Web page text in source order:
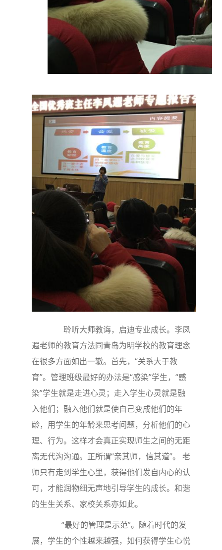
聆听大师教诲，启迪专业成长。李凤
遐老师的教育方法同青岛为明学校的教育理念
在很多方面如出一辙。首先，“关系大于教
育”。管理班级最好的办法是“感染”学生，“感
染”学生就是走进心灵；走入学生心灵就是融
入他们；融入他们就是使自己变成他们的年
龄，用学生的年龄来思考问题，分析他们的心
理、行为。这样才会真正实现师生之间的无距
离无代沟沟通。正所谓“亲其师，信其道”。 老
师只有走到学生心里，获得他们发自内心的认
可，才能润物细无声地引导学生的成长。和谐
的生生关系、家校关系亦如此。
“最好的管理是示范”。随着时代的发
展，学生的个性越来越强，如何获得学生心悦